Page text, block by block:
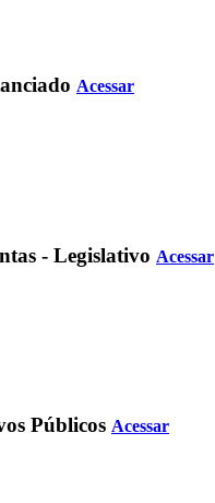
Acessar
- Legislativo Acessar
Públicos Acessar